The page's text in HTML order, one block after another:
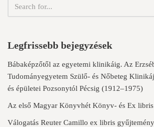
Legfrissebb bejegyzések
Bábaképzőtől az egyetemi klinikáig. Az
Tudományegyetem Szülő- és Nőbeteg
és épületei Pozsonytól Pécsig (1912–1975)
Az első Magyar Könyvhét Könyv- és Ex libris
Válogatás Reuter Camillo ex libris